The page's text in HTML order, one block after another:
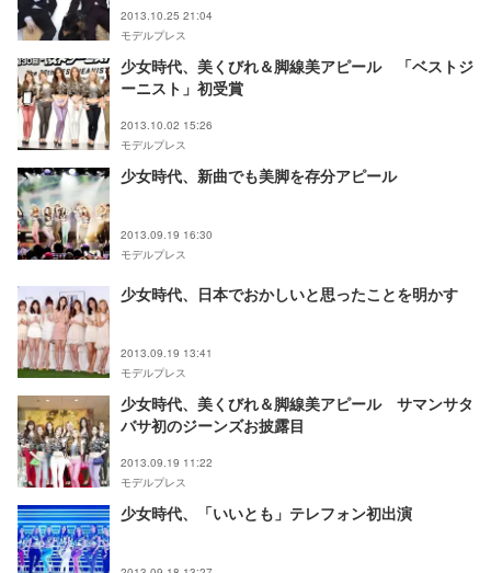
2013.10.25 21:04
モデルプレス
少女時代、美くびれ＆脚線美アピール 「ベストジ
ーニスト」初受賞
2013.10.02 15:26
モデルプレス
少女時代、新曲でも美脚を存分アピール
2013.09.19 16:30
モデルプレス
少女時代、日本でおかしいと思ったことを明かす
2013.09.19 13:41
モデルプレス
少女時代、美くびれ＆脚線美アピール サマンサタ
バサ初のジーンズお披露目
2013.09.19 11:22
モデルプレス
少女時代、「いいとも」テレフォン初出演